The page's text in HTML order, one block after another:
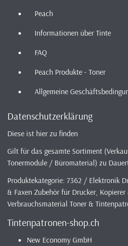
Peach
Informationen über Tinte
FAQ
Peach Produkte - Toner
Allgemeine
Datenschutzerklärung
Diese ist hier zu finden
Gilt für das gesamte Sortiment
Tonermodule / Büromaterial) zu
Produktekategorie: 7362 / Elektronik
& Faxen Zubehör für Drucker,
Verbrauchsmaterial Toner &
Tintenpatronen-shop.ch
New Economy GmbH